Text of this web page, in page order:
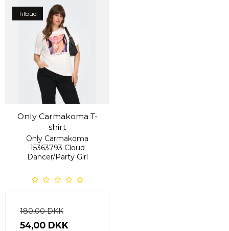
Tilbud
Only Carmakoma T-
shirt
Only Carmakoma
15363793 Cloud
Dancer/Party Girl
180,00 DKK
54,00 DKK